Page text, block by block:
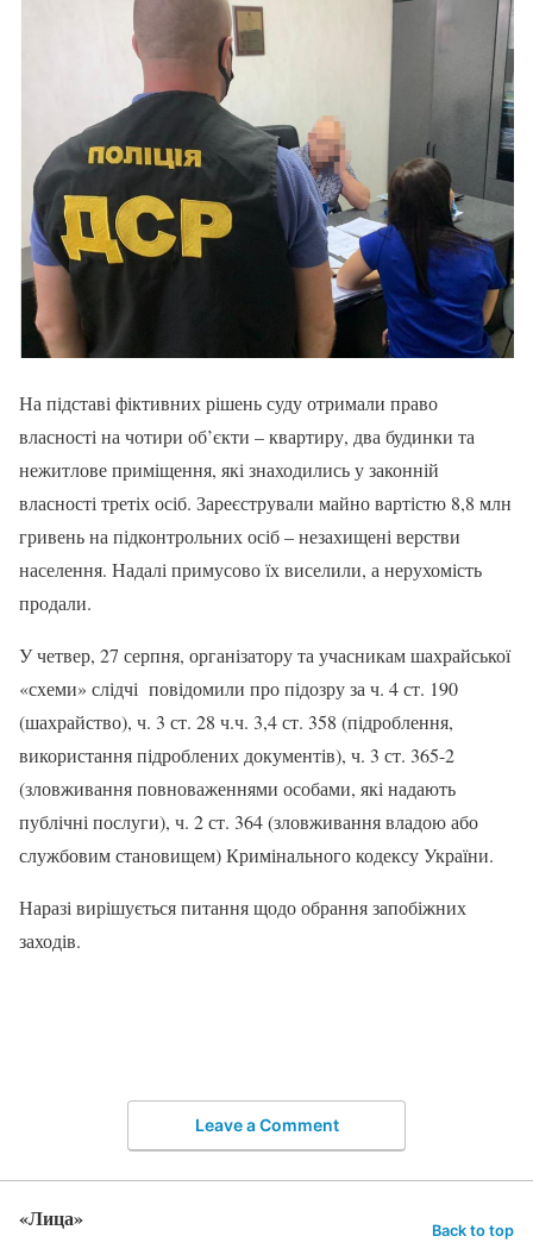
На підставі фіктивних рішень суду отримали право
власності на чотири об’єкти – квартиру, два будинки та
нежитлове приміщення, які знаходились у законній
власності третіх осіб. Зареєстрували майно вартістю 8,8 млн
гривень на підконтрольних осіб – незахищені верстви
населення. Надалі примусово їх виселили, а нерухомість
продали.
У четвер, 27 серпня, організатору та учасникам шахрайської
«схеми» слідчі повідомили про підозру за ч. 4 ст. 190
(шахрайство), ч. 3 ст. 28 ч.ч. 3,4 ст. 358 (підроблення,
використання підроблених документів), ч. 3 ст. 365-2
(зловживання повноваженнями особами, які надають
публічні послуги), ч. 2 ст. 364 (зловживання владою або
службовим становищем) Кримінального кодексу України.
Наразі вирішується питання щодо обрання запобіжних
заходів.
Leave a Comment
«Лица» Back to top